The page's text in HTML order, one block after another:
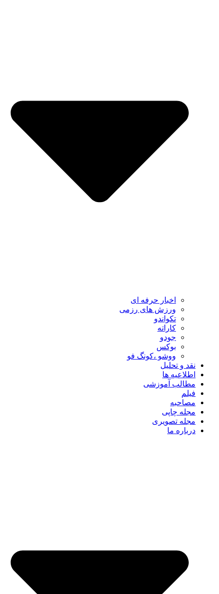
اخبار حرفه ای
ورزش های رزمی
تکواندو
کاراته
جودو
بوکس
ووشو ،کونگ فو
نقد و تحلیل
اطلاعیه ها
مطالب آموزشی
فیلم
مصاحبه
مجله چاپی
مجله تصویری
درباره ما